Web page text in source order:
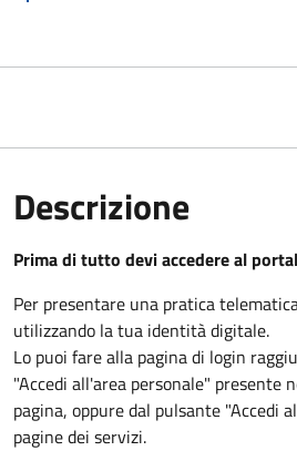
Descrizione
Prima di tutto devi accedere al
Per presentare una pratica
utilizzando la tua identità digitale.
Lo puoi fare alla pagina di login
"Accedi all'area personale" presente
pagina, oppure dal pulsante "Accedi
pagine dei servizi.